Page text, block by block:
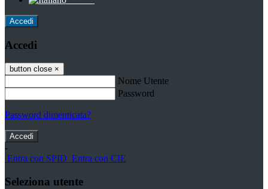
Accedi
Accedi
button close ×
Nome Utente
Password
Password dimenticata?
-
Entra con SPID Entra con CIE
Seleziona utente